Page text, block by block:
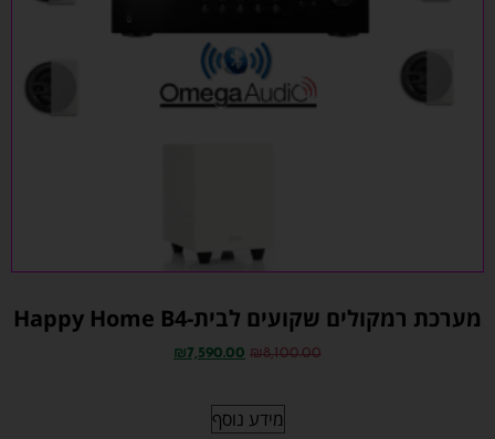
מערכת רמקולים שקועים לבית-Happy Home B4
₪8,100.00
₪7,590.00
מידע נוסף